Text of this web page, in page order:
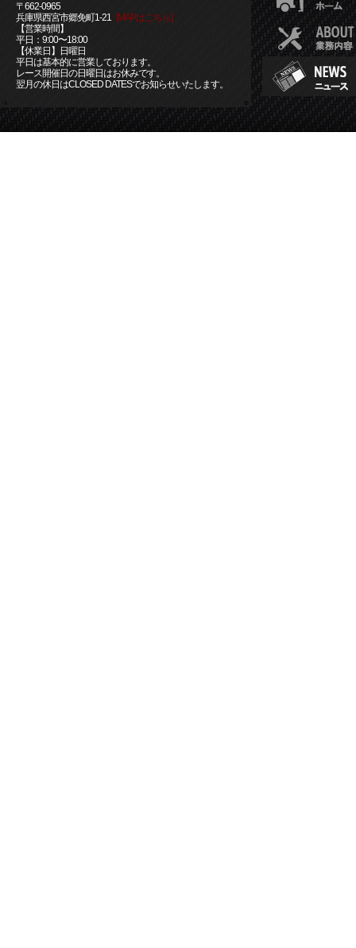
〒662-0965
兵庫県西宮市郷免町1-21 [MAPはこちら]
【営業時間】
平日：9:00〜18:00
【休業日】日曜日
平日は基本的に営業しております。
レース開催日の日曜日はお休みです。
翌月の休日はCLOSED DATESでお知らせいたします。